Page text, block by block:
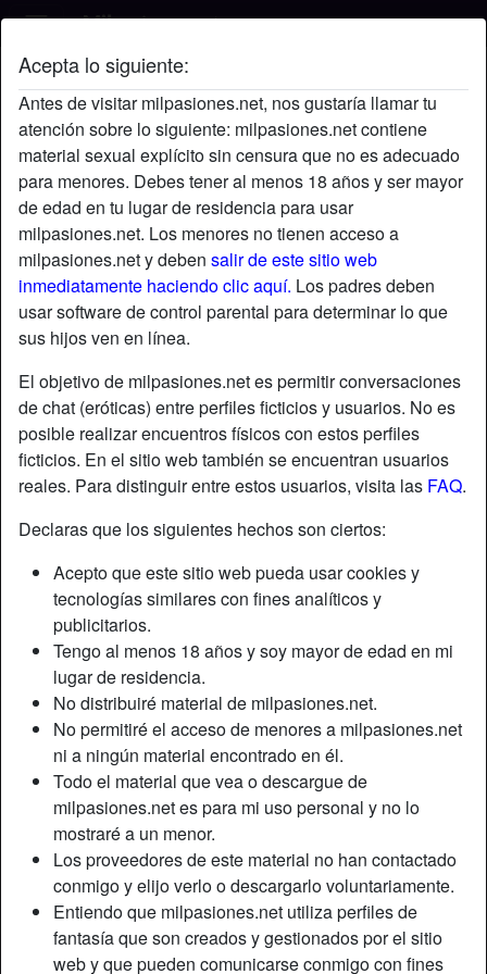
Acepta lo siguiente:
Antes de visitar milpasiones.net, nos gustaría llamar tu
atención sobre lo siguiente: milpasiones.net contiene
material sexual explícito sin censura que no es adecuado
para menores. Debes tener al menos 18 años y ser mayor
de edad en tu lugar de residencia para usar
milpasiones.net. Los menores no tienen acceso a
milpasiones.net y deben salir de este sitio web
inmediatamente haciendo clic aquí. Los padres deben
usar software de control parental para determinar lo que
sus hijos ven en línea.
El objetivo de milpasiones.net es permitir conversaciones
de chat (eróticas) entre perfiles ficticios y usuarios. No es
posible realizar encuentros físicos con estos perfiles
ficticios. En el sitio web también se encuentran usuarios
reales. Para distinguir entre estos usuarios, visita las FAQ.
Declaras que los siguientes hechos son ciertos:
Acepto que este sitio web pueda usar cookies y
tecnologías similares con fines analíticos y
publicitarios.
Tengo al menos 18 años y soy mayor de edad en mi
lugar de residencia.
No distribuiré material de milpasiones.net.
No permitiré el acceso de menores a milpasiones.net
ni a ningún material encontrado en él.
Todo el material que vea o descargue de
milpasiones.net es para mi uso personal y no lo
mostraré a un menor.
Los proveedores de este material no han contactado
conmigo y elijo verlo o descargarlo voluntariamente.
Entiendo que milpasiones.net utiliza perfiles de
fantasía que son creados y gestionados por el sitio
web y que pueden comunicarse conmigo con fines
SARA's perfil
starAgregar chatChatea ahora
Apodo:
SARA
Edad:
40
País:
España
Provincia:
Género:
Mujer
Descripción
hola guapo soy Sara una chica rubia educada interesante
me gustaría compartir contigo un momento de placer
inolvidable llámame para más información
Está buscando
Hombre
Etiquetas